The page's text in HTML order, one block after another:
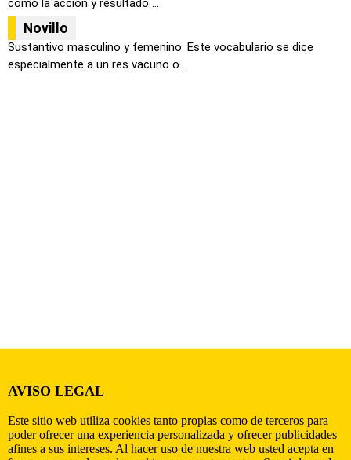
como la acción y resultado ...
Novillo
Sustantivo masculino y femenino. Este vocabulario se dice
especialmente a un res vacuno o...
AVISO LEGAL
Este sitio web utiliza cookies tanto propias como de terceros para
poder ofrecer una experiencia personalizada y ofrecer publicidades
afines a sus intereses. Al hacer uso de nuestra web usted acepta en